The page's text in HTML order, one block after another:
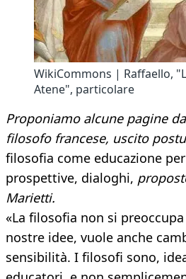
WikiCommons | Raffaello,
Atene", particolare
Proponiamo alcune pagine
filosofo francese, uscito
filosofia come educazione
prospettive, dialoghi,
Marietti.
«La filosofia non si
nostre idee, vuole anche
sensibilità. I filosofi sono,